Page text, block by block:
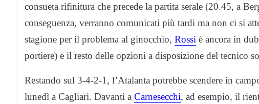
consueta rifinitura che precede la partita serale (20.45, a
conseguenza, verranno comunicati più tardi ma non ci si
stagione per il problema al ginocchio, Rossi è ancora in
portiere) e il resto delle opzioni a disposizione del tecnico
Restando sul 3-4-2-1, l’Atalanta potrebbe scendere in
lunedì a Cagliari. Davanti a Carnesecchi, ad esempio, il